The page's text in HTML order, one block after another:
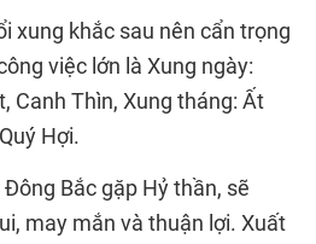
xung khắc sau nên cẩn trọng
việc lớn là Xung ngày:
Canh Thìn, Xung tháng: Ất
Hợi.
Bắc gặp Hỷ thần, sẽ
may mắn và thuận lợi. Xuất